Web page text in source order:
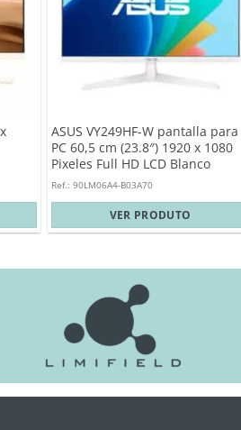
ASUS VY249HF-W pantalla para
PC 60,5 cm (23.8″) 1920 x 1080
Pixeles Full HD LCD Blanco
Ref.: 90LM06A4-B03A70
VER PRODUTO